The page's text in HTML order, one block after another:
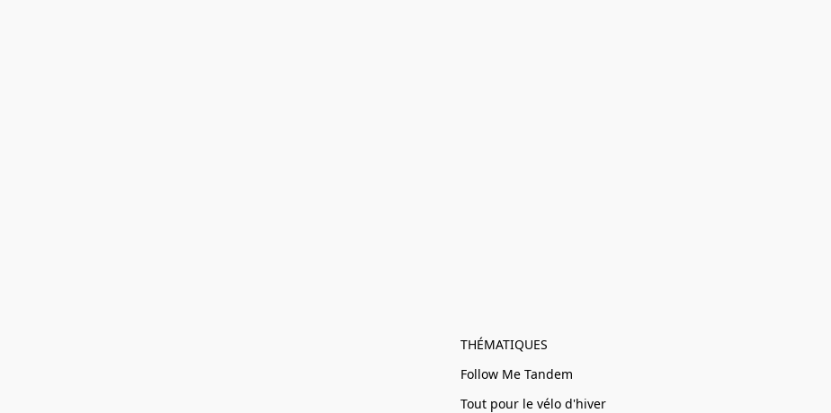
THÉMATIQUES
Follow Me Tandem
Tout pour le vélo d'hiver